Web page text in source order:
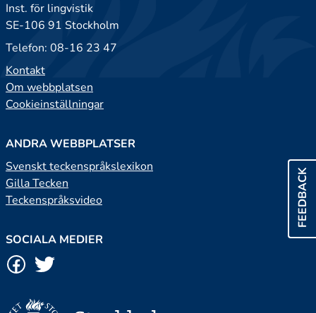
FEEDBACK
Inst. för lingvistik
SE-106 91 Stockholm
Telefon: 08-16 23 47
Kontakt
Om webbplatsen
Cookieinställningar
ANDRA WEBBPLATSER
Svenskt teckenspråkslexikon
Gilla Tecken
Teckenspråksvideo
SOCIALA MEDIER